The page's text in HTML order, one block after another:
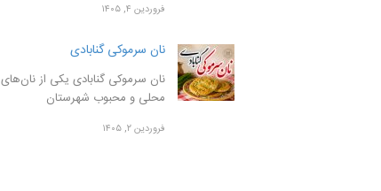
فروردین ۴, ۱۴۰۵
نان سرموکی گنابادی
نان سرموکی گنابادی یکی از نان‌های
محلی و محبوب شهرستان
فروردین ۲, ۱۴۰۵